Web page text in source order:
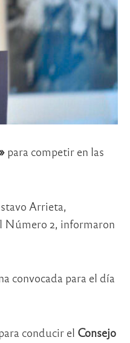
para competir en las
Arrieta,
Número 2, informaron
convocada para el día
conducir el Consejo